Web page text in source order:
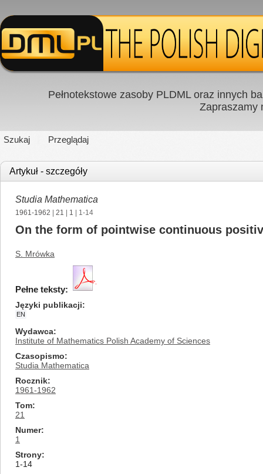
Pełnotekstowe zasoby PLDML oraz innych
Zapraszamy
Szukaj Przeglądaj
Artykuł - szczegóły
Studia Mathematica
1961-1962 21 1 | 1-14
On the form of pointwise continuous
S. Mrówka
Pełne teksty:
Języki publikacji
EN
Wydawca
Institute of Mathematics Polish Academy of Sciences
Czasopismo
Studia Mathematica
Rocznik
1961-1962
Tom
21
Numer
1
Strony
1-14